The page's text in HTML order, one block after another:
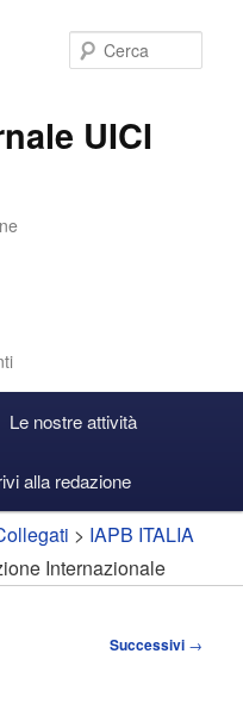
UICI
Le nostre attività
alla redazione
> IAPB ITALIA
Internazionale
Successivi →